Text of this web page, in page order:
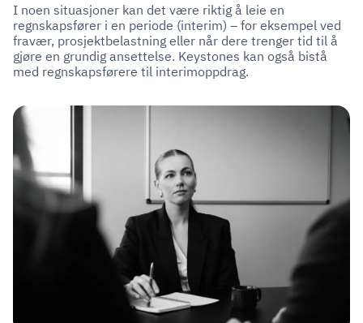
I noen situasjoner kan det være riktig å leie en
regnskapsfører i en periode (interim) – for eksempel ved
fravær, prosjektbelastning eller når dere trenger tid til å
gjøre en grundig ansettelse. Keystones kan også bistå
med regnskapsførere til interimoppdrag.